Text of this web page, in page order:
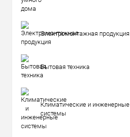
Электромонтажная продукция
Бытовая техника
Климатические и инженерные
системы